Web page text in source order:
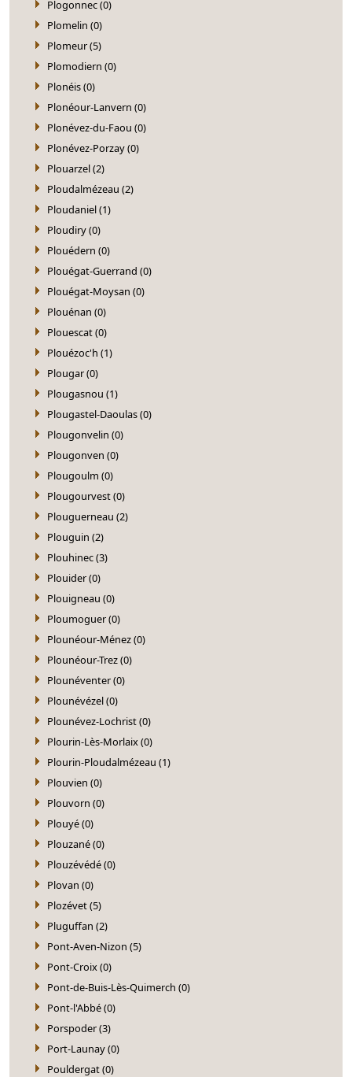
Plogonnec (0)
Plomelin (0)
Plomeur (5)
Plomodiern (0)
Plonéis (0)
Plonéour-Lanvern (0)
Plonévez-du-Faou (0)
Plonévez-Porzay (0)
Plouarzel (2)
Ploudalmézeau (2)
Ploudaniel (1)
Ploudiry (0)
Plouédern (0)
Plouégat-Guerrand (0)
Plouégat-Moysan (0)
Plouénan (0)
Plouescat (0)
Plouézoc'h (1)
Plougar (0)
Plougasnou (1)
Plougastel-Daoulas (0)
Plougonvelin (0)
Plougonven (0)
Plougoulm (0)
Plougourvest (0)
Plouguerneau (2)
Plouguin (2)
Plouhinec (3)
Plouider (0)
Plouigneau (0)
Ploumoguer (0)
Plounéour-Ménez (0)
Plounéour-Trez (0)
Plounéventer (0)
Plounévézel (0)
Plounévez-Lochrist (0)
Plourin-Lès-Morlaix (0)
Plourin-Ploudalmézeau (1)
Plouvien (0)
Plouvorn (0)
Plouyé (0)
Plouzané (0)
Plouzévédé (0)
Plovan (0)
Plozévet (5)
Pluguffan (2)
Pont-Aven-Nizon (5)
Pont-Croix (0)
Pont-de-Buis-Lès-Quimerch (0)
Pont-l'Abbé (0)
Porspoder (3)
Port-Launay (0)
Pouldergat (0)